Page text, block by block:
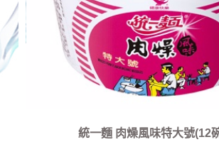
統一麵 肉燥風味特大號(12